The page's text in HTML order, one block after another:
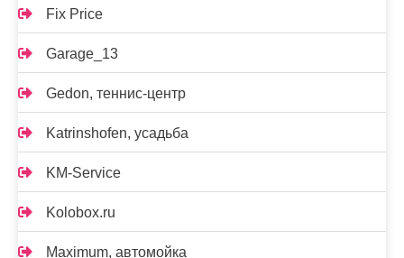
Fix Price
Garage_13
Gedon, теннис-центр
Katrinshofen, усадьба
KM-Service
Kolobox.ru
Maximum, автомойка